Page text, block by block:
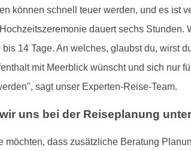
können schnell teuer werden, und es ist
dauert sechs
bis 14 Tage. An welches, glaubst du, wirst
mit Meerblick wünscht und sich nur
sagt unser Experten-Reise-Team.
uns bei der Reiseplanung
möchten, dass zusätzliche Beratung